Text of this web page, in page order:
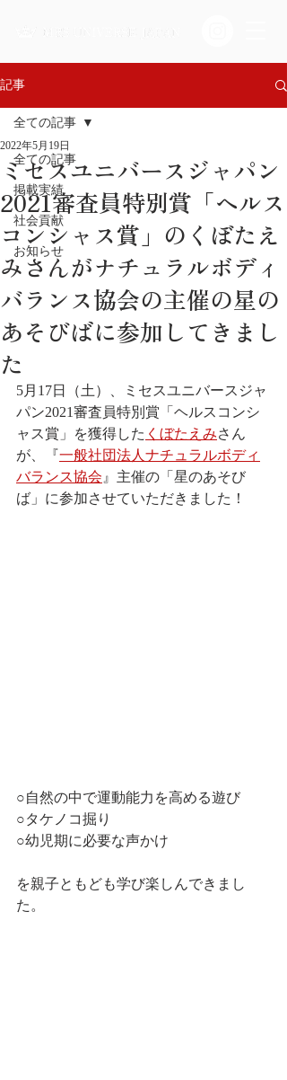
記事
全ての記事
掲載実績
社会貢献
お知らせ
全ての記事
ミセスユニバースジャパン
2021審査員特別賞「ヘルス
コンシャス賞」のくぼたえ
みさんがナチュラルボディ
バランス協会の主催の星の
あそびばに参加してきまし
た
2022年5月19日
5月17日（土）、ミセスユニバースジャ
パン2021審査員特別賞「ヘルスコンシ
ャス賞」を獲得した くぼたえみさん
が、『一般社団法人ナチュラルボディ
バランス協会 』主催の「星のあそび
ば」に参加させていただきました！
○自然の中で運動能力を高める遊び
○タケノコ掘り
○幼児期に必要な声かけ
を親子ともども学び楽しんできまし
た。